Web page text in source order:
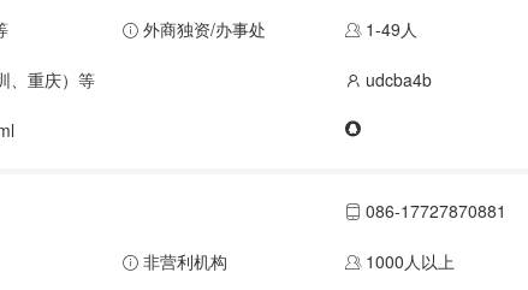
外商独资/办事处 1-49人
、重庆）等 udcba4b
086-17727870881
非营利机构 1000人以上